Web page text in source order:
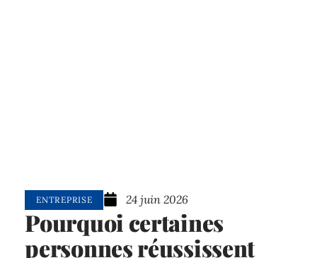
ENTREPRISE 24 juin 2026
Pourquoi certaines
personnes réussissent